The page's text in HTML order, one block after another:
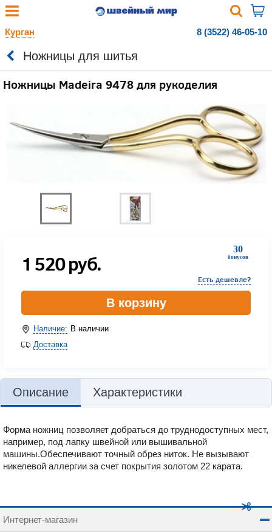
Курган 8 (3522) 46-05-10
Ножницы для шитья
Ножницы Madeira 9478 для рукоделия
30
бонусов
1 520руб.
Есть дешевле?
В корзину
Наличие: В наличии
Доставка
Описание Характеристики
Форма ножниц позволяет добраться до труднодоступных мест,
например, под лапку швейной или вышивальной
машины.Обеспечивают точный обрез ниток. Не вызывают
никелевой аллергии за счет покрытия золотом 22 карата.
Интернет-магазин